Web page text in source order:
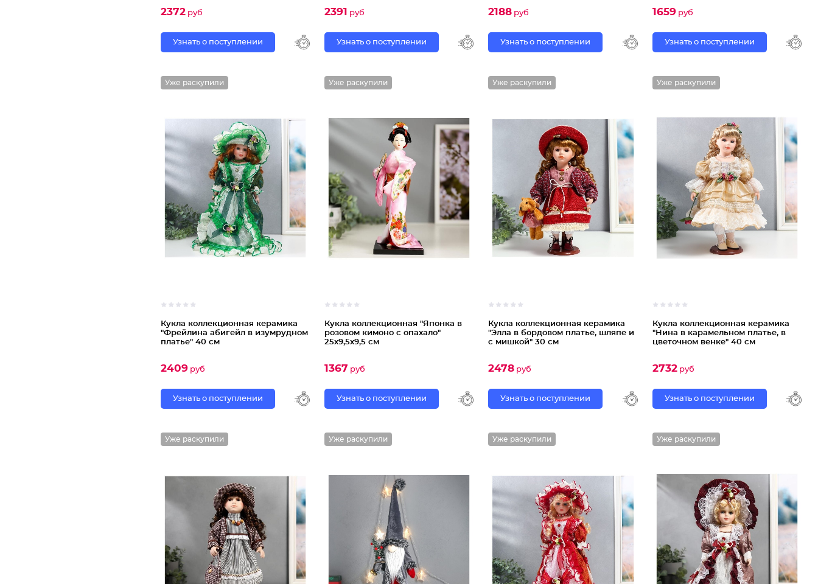
2372руб
Узнать о поступлении
2391 руб
Узнать о поступлении
2188 руб
Узнать о поступлении
1659руб
Узнать о поступлении
Уже раскупили
Кукла коллекционная керамика
"Фрейлина абигейл в изумрудном
платье" 40 см
2409руб
Узнать о поступлении
Уже раскупили
Кукла коллекционная "Японка в
розовом кимоно с опахало"
25х9,5х9,5 см
1367 руб
Узнать о поступлении
Уже раскупили
Кукла коллекционная керамика
"Элла в бордовом платье, шляпе и
с мишкой" 30 см
2478 руб
Узнать о поступлении
Уже раскупили
Кукла коллекционная керамика
"Нина в карамельном платье, в
цветочном венке" 40 см
2732руб
Узнать о поступлении
Уже раскупили Уже раскупили Уже раскупили Уже раскупили